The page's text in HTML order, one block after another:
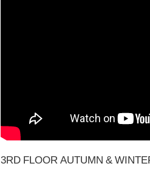
3RD FLOOR AUTUMN &